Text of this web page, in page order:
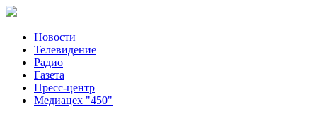
Новости
Телевидение
Радио
Газета
Пресс-центр
Медиацех "450"